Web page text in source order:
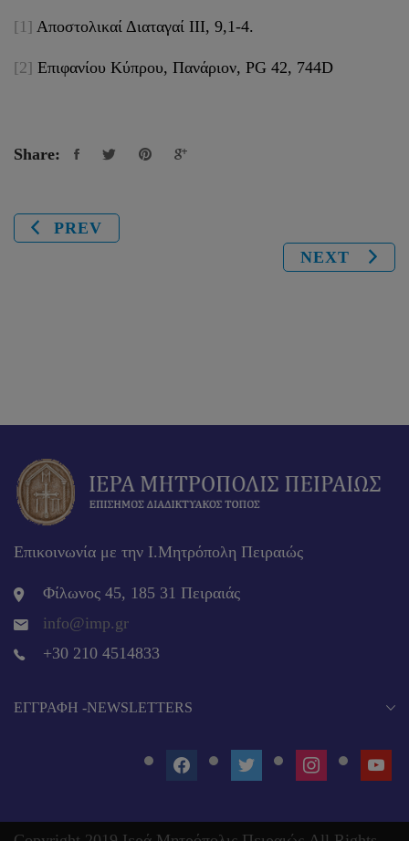
[1] Αποστολικαί Διαταγαί ΙΙΙ, 9,1-4.
[2] Επιφανίου Κύπρου, Πανάριον, PG 42, 744D
Share:
PREV
NEXT
Επικοινωνία με την Ι.Μητρόπολη Πειραιώς
Φίλωνος 45, 185 31 Πειραιάς
info@imp.gr
+30 210 4514833
EΓΓΡΑΦΉ -NEWSLETTERS
FACEBOOKTWITTER INSTAGRAM